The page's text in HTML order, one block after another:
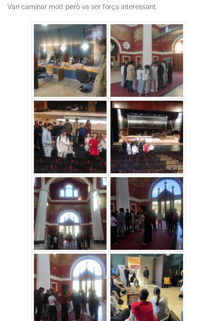
Van caminar molt però va ser força interessant.